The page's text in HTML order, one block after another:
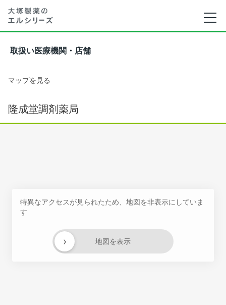
取扱い医療機関・店舗
マップを見る
隆成堂調剤薬局
特異なアクセスが見られたため、地図を非表示にしていま
す
地図を表示
›